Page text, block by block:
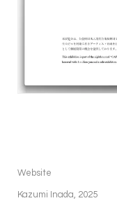
Website
Kazumi Inada, 2025